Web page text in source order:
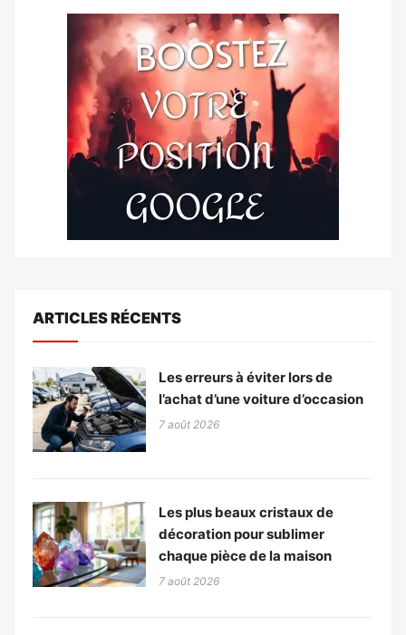
ARTICLES RÉCENTS
Les erreurs à éviter lors de
l’achat d’une voiture d’occasion
7 août 2026
Les plus beaux cristaux de
décoration pour sublimer
chaque pièce de la maison
7 août 2026